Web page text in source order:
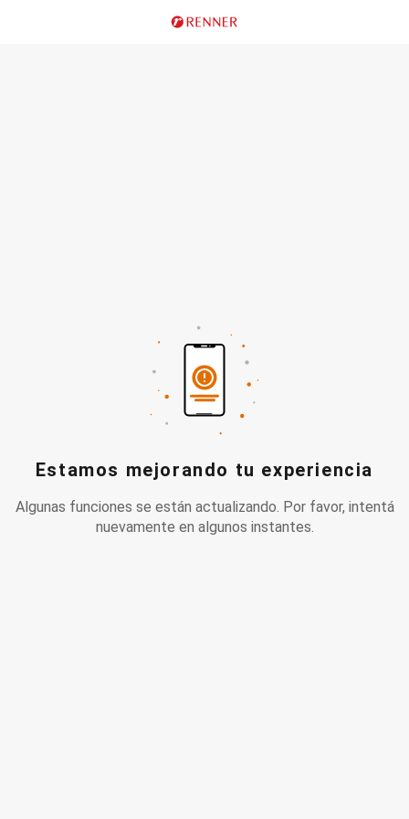
Estamos mejorando tu experiencia
Algunas funciones se están actualizando. Por favor, intentá
nuevamente en algunos instantes.